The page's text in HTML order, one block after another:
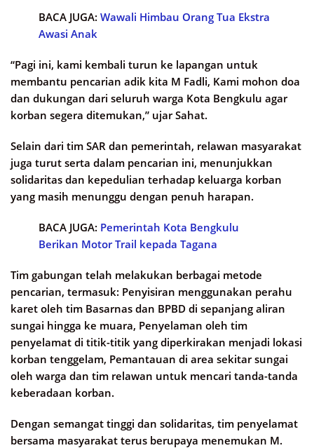
BACA JUGA: Wawali Himbau Orang Tua Ekstra
Awasi Anak
“Pagi ini, kami kembali turun ke lapangan untuk
membantu pencarian adik kita M Fadli, Kami mohon doa
dan dukungan dari seluruh warga Kota Bengkulu agar
korban segera ditemukan,” ujar Sahat.
Selain dari tim SAR dan pemerintah, relawan masyarakat
juga turut serta dalam pencarian ini, menunjukkan
solidaritas dan kepedulian terhadap keluarga korban
yang masih menunggu dengan penuh harapan.
BACA JUGA: Pemerintah Kota Bengkulu
Berikan Motor Trail kepada Tagana
Tim gabungan telah melakukan berbagai metode
pencarian, termasuk: Penyisiran menggunakan perahu
karet oleh tim Basarnas dan BPBD di sepanjang aliran
sungai hingga ke muara, Penyelaman oleh tim
penyelamat di titik-titik yang diperkirakan menjadi lokasi
korban tenggelam, Pemantauan di area sekitar sungai
oleh warga dan tim relawan untuk mencari tanda-tanda
keberadaan korban.
Dengan semangat tinggi dan solidaritas, tim penyelamat
bersama masyarakat terus berupaya menemukan M.